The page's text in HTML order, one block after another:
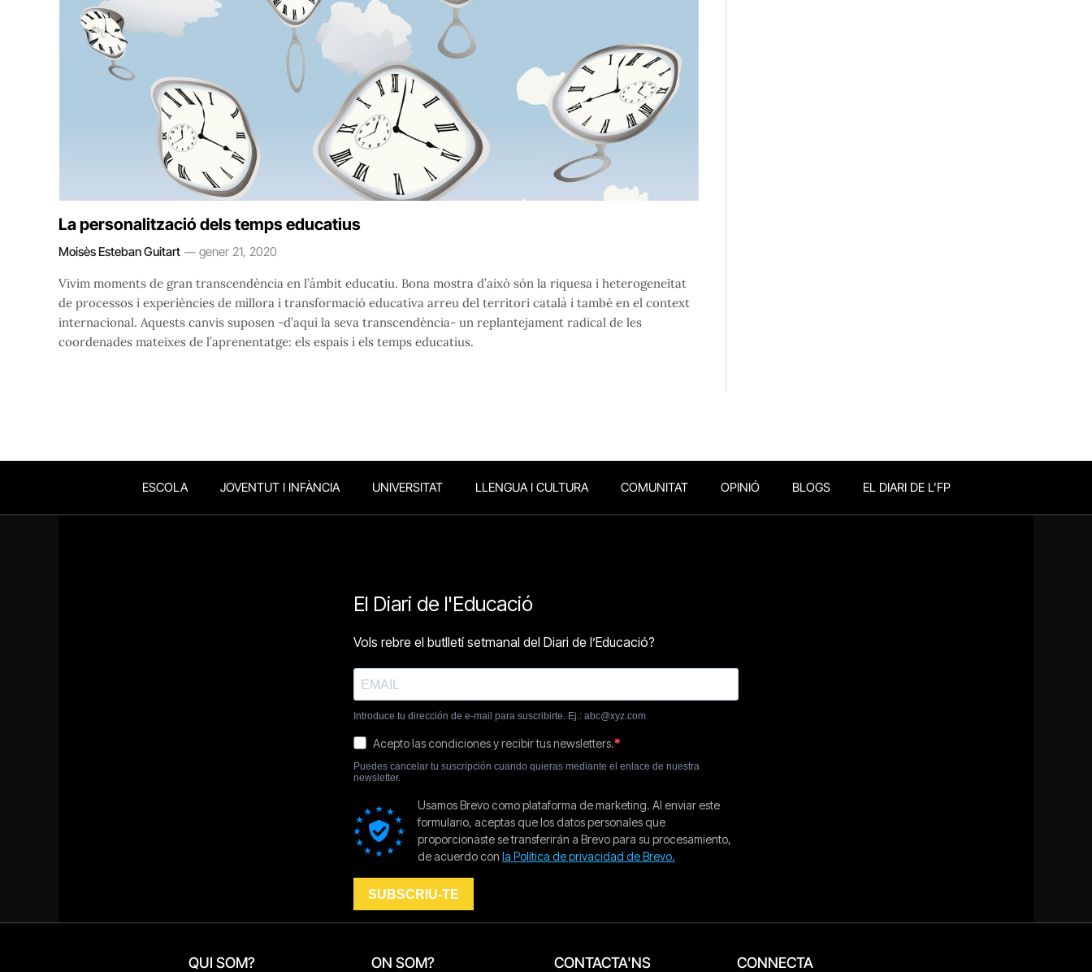
La personalització dels temps educatius
Moisès Esteban Guitart gener 21, 2020
Vivim moments de gran transcendència en l’àmbit educatiu. Bona mostra d’això són la riquesa i heterogeneïtat
de processos i experiències de millora i transformació educativa arreu del territori català i també en el context
internacional. Aquests canvis suposen -d’aquí la seva transcendència- un replantejament radical de les
coordenades mateixes de l’aprenentatge: els espais i els temps educatius.
ESCOLA JOVENTUT I INFÀNCIA UNIVERSITAT LLENGUA I CULTURA COMUNITAT OPINIÓ BLOGS EL DIARI DE L’FP
QUI SOM? ON SOM? CONTACTA'NS CONNECTA